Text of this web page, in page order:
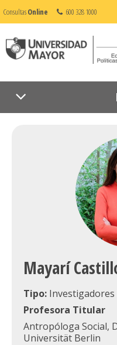
ConsultasOnline 600 328 1000
Mayarí
Tipo: Investigadores
Profesora Titular
Antropóloga Social,
Universität Berlin